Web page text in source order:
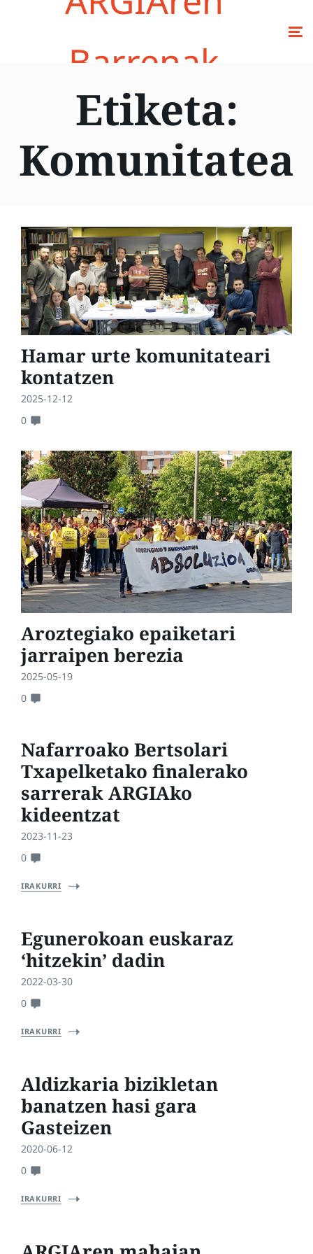
Barrenak
Etiketa:
Komunitatea
Hamar urte komunitateari
kontatzen
2025-12-12
0
Aroztegiako epaiketari
jarraipen berezia
2025-05-19
0
Nafarroako Bertsolari
Txapelketako finalerako
sarrerak ARGIAko
kideentzat
2023-11-23
0
IRAKURRI
Egunerokoan euskaraz
‘hitzekin’ dadin
2022-03-30
0
IRAKURRI
Aldizkaria bizikletan
banatzen hasi gara
Gasteizen
2020-06-12
0
IRAKURRI